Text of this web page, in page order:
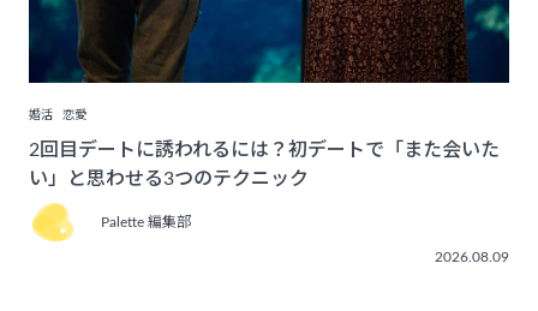
婚活 恋愛
2回目デートに誘われるには？初デートで「また会いた
い」と思わせる3つのテクニック
Palette 編集部
2026.08.09